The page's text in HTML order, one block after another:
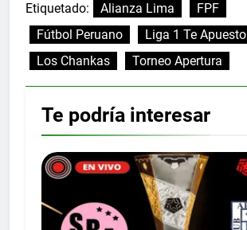
Etiquetado: Alianza Lima
FPF
Fútbol Peruano
Liga 1 Te Apuesto
Los Chankas
Torneo Apertura
Te podría interesar